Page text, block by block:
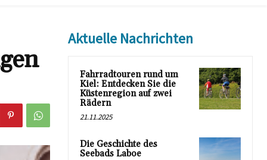
Aktuelle Nachrichten
Fahrradtouren rund um
Kiel: Entdecken Sie die
Küstenregion auf zwei
Rädern
21.11.2025
Die Geschichte des
Seebads Laboe